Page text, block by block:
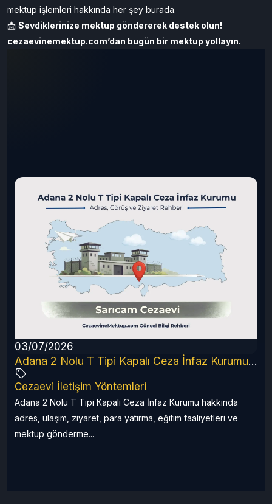
mektup işlemleri hakkında her şey burada.
📩 Sevdiklerinize mektup göndererek destek olun!
cezaevinemektup.com’dan bugün bir mektup yollayın.
03/07/2026
Adana 2 Nolu T Tipi Kapalı Ceza İnfaz Kurumu (2026 Güncel Rehber)
Cezaevi İletişim Yöntemleri
Adana 2 Nolu T Tipi Kapalı Ceza İnfaz Kurumu hakkında
adres, ulaşım, ziyaret, para yatırma, eğitim faaliyetleri ve
mektup gönderme...